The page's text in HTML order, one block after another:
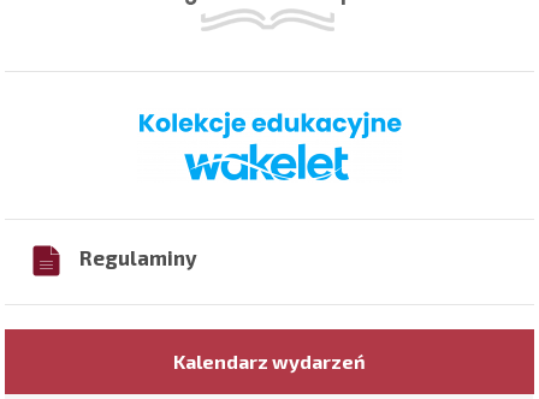
Regulaminy
Kalendarz wydarzeń